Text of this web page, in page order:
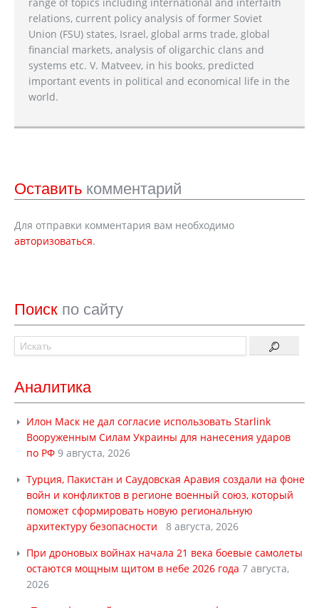
relations, current policy analysis of former Soviet
Union (FSU) states, Israel, global arms trade, global
financial markets, analysis of oligarchic clans and
systems etc. V. Matveev, in his books, predicted
important events in political and economical life in the
world.
Оставить комментарий
Для отправки комментария вам необходимо
авторизоваться.
Поиск по сайту
Аналитика
Илон Маск не дал согласие использовать Starlink
Вооруженным Силам Украины для нанесения ударов
по РФ 9 августа, 2026
Турция, Пакистан и Саудовская Аравия создали на фоне
войн и конфликтов в регионе военный союз, который
поможет сформировать новую региональную
архитектуру безопасности
8 августа, 2026
При дроновых войнах начала 21 века боевые самолеты
остаются мощным щитом в небе 2026 года 7 августа,
2026